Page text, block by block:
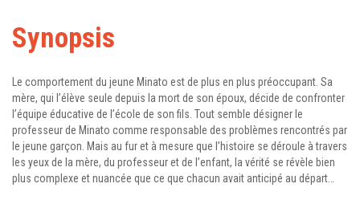
Synopsis
Le comportement du jeune Minato est de plus en plus préoccupant. Sa
mère, qui l’élève seule depuis la mort de son époux, décide de confronter
l’équipe éducative de l’école de son fils. Tout semble désigner le
professeur de Minato comme responsable des problèmes rencontrés par
le jeune garçon. Mais au fur et à mesure que l’histoire se déroule à travers
les yeux de la mère, du professeur et de l’enfant, la vérité se révèle bien
plus complexe et nuancée que ce que chacun avait anticipé au départ…